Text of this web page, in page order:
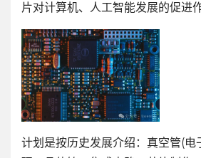
片对计算机、人工智能发展的促进作
计划是按历史发展介绍：真空管(电